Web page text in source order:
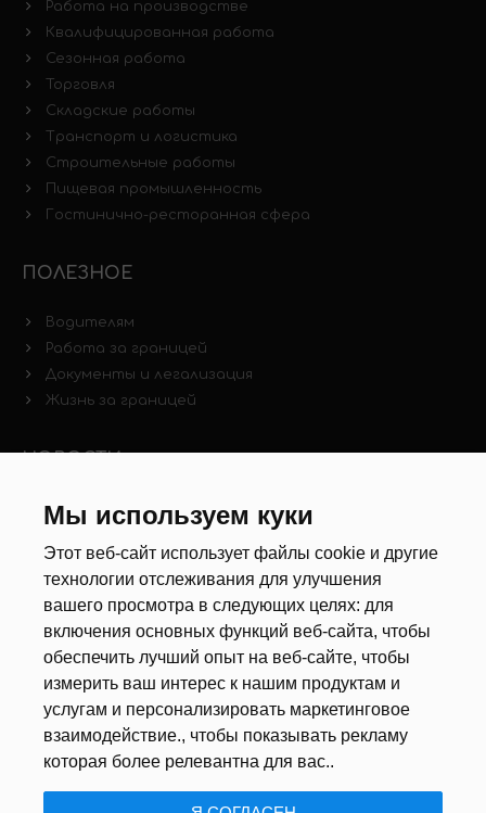
Мы используем куки
Этот веб-сайт использует файлы cookie и другие
технологии отслеживания для улучшения
вашего просмотра в следующих целях: для
включения основных функций веб-сайта, чтобы
обеспечить лучший опыт на веб-сайте, чтобы
измерить ваш интерес к нашим продуктам и
услугам и персонализировать маркетинговое
взаимодействие., чтобы показывать рекламу
которая более релевантна для вас..
Работа на производстве
Квалифицированная работа
Сезонная работа
Торговля
Складские работы
Транспорт и логистика
Строительные работы
Пищевая промышленность
Гостинично-ресторанная сфера
ПОЛЕЗНОЕ
Водителям
Работа за границей
Документы и легализация
Жизнь за границей
НОВОСТИ
Новости рынка труда
Анкета
Калькулятор дат
Документы